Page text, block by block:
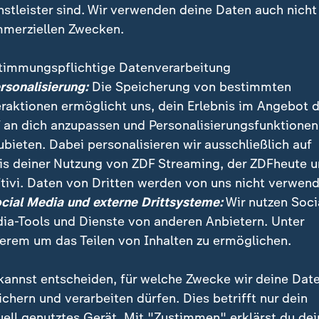
Pirelli-Kalender bekannt für seine erotischen
Star-Fotograf Peter Lindbergh dem „Terror von
Dafür fotografierte er zahlreiche Filmstars ganz
sind. Wir verwenden deine Daten auch nicht
Zwecken.
Datenverarbeitung
Die Speicherung von bestimmten
ermöglicht uns, dein Erlebnis im Angebot
an dich anzupassen und Personalisierungsfunktionen
Dabei personalisieren wir ausschließlich auf
deiner Nutzung von ZDF Streaming, der ZDFheute
Daten von Dritten werden von uns nicht
Media und externe Drittsysteme:Wir nutzen
Tools und Dienste von anderen Anbietern. Unter
um das Teilen von Inhalten zu ermöglichen.
entscheiden, für welche Zwecke wir deine
und verarbeiten dürfen. Dies betrifft nur dein